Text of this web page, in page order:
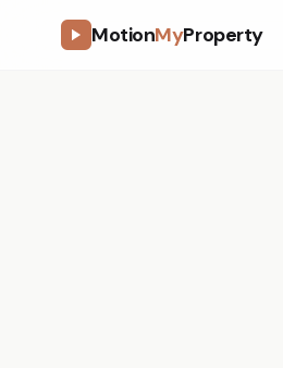
MotionMyProperty